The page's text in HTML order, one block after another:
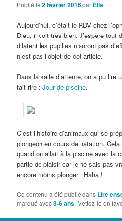
Publié le2 février 2016par Ella
Aujourd’hui, c’était le RDV chez
Dieu, il voit très bien. J’espère tout
dilatent les pupilles n’auront pas
n’est pas l’objet de cet article.
Dans la salle d’attente, on a pu lire
fait rire :Jour de piscine.
C’est l’histoire d’animaux qui se
plongeon en cours de natation. Cela
quand on allait à la piscine avec la
partie de plaisir car je ne sais pas
encore moins plonger ! Haha !
Ce contenu a été publié dans Lire
marqué avec3-6 ans. Mettez-le en